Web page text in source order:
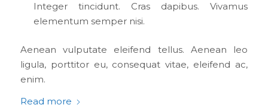
Integer tincidunt. Cras dapibus. Vivamus
elementum semper nisi.
Aenean vulputate eleifend tellus. Aenean leo
ligula, porttitor eu, consequat vitae, eleifend ac,
enim.
Read more